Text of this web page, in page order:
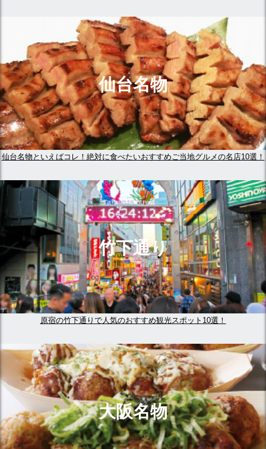
仙台名物
仙台名物といえばコレ！絶対に食べたいおすすめご当地グルメの名店10選！
竹下通り
原宿の竹下通りで人気のおすすめ観光スポット10選！
大阪名物